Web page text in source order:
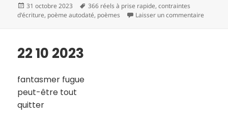
Publié
le
31 octobre 2023
Mots-
clés
366 réels à prise rapide,contraintes
d'écriture, poème autodaté, poèmes Laisser un commentaire
22 10 2023
fantasmer fugue
peut-être tout
quitter